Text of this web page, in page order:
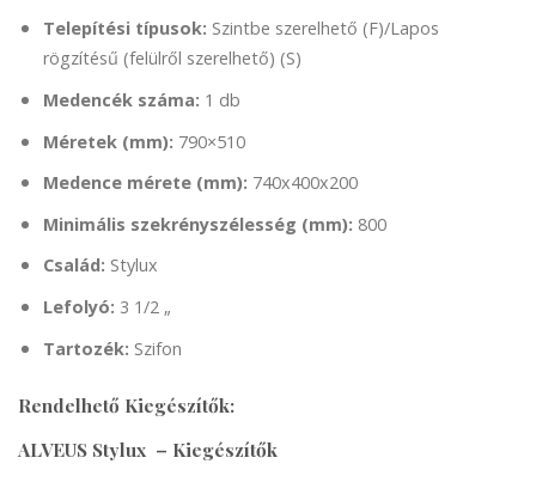
Telepítési típusok: Szintbe szerelhető (F)/Lapos
rögzítésű (felülről szerelhető) (S)
Medencék száma: 1 db
Méretek (mm): 790×510
Medence mérete (mm): 740x400x200
Minimális szekrényszélesség (mm): 800
Család: Stylux
Lefolyó: 3 1/2 „
Tartozék: Szifon
Rendelhető Kiegészítők:
ALVEUS Stylux – Kiegészítők